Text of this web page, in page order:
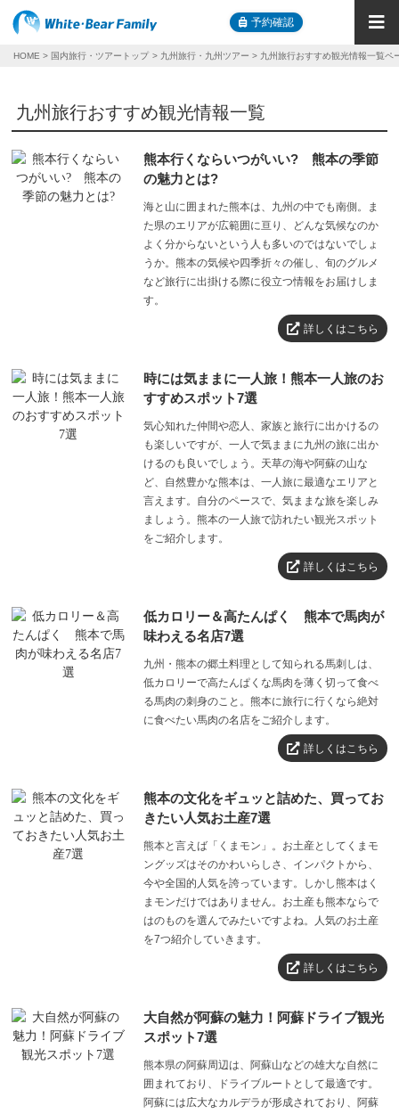
予約確認
月～金曜日 10:00～17:00
土・日・祝日 休業
HOME 国内旅行・ツアートップ 九州旅行・九州ツアー 九州旅行おすすめ観光情報一覧ペ
九州旅行おすすめ観光情報一覧
熊本行くならいつがいい? 熊本の季節
の魅力とは?
海と山に囲まれた熊本は、九州の中でも南側。ま
た県のエリアが広範囲に亘り、どんな気候なのか
よく分からないという人も多いのではないでしょ
うか。熊本の気候や四季折々の催し、旬のグルメ
など旅行に出掛ける際に役立つ情報をお届けしま
す。
詳しくはこちら
時には気ままに一人旅！熊本一人旅のお
すすめスポット7選
気心知れた仲間や恋人、家族と旅行に出かけるの
も楽しいですが、一人で気ままに九州の旅に出か
けるのも良いでしょう。天草の海や阿蘇の山な
ど、自然豊かな熊本は、一人旅に最適なエリアと
言えます。自分のペースで、気ままな旅を楽しみ
ましょう。熊本の一人旅で訪れたい観光スポット
をご紹介します。
詳しくはこちら
低カロリー＆高たんぱく 熊本で馬肉が
味わえる名店7選
九州・熊本の郷土料理として知られる馬刺しは、
低カロリーで高たんぱくな馬肉を薄く切って食べ
る馬肉の刺身のこと。熊本に旅行に行くなら絶対
に食べたい馬肉の名店をご紹介します。
詳しくはこちら
熊本の文化をギュッと詰めた、買ってお
きたい人気お土産7選
熊本と言えば「くまモン」。お土産としてくまモ
ングッズはそのかわいらしさ、インパクトから、
今や全国的人気を誇っています。しかし熊本はく
まモンだけではありません。お土産も熊本ならで
はのものを選んでみたいですよね。人気のお土産
を7つ紹介していきます。
詳しくはこちら
大自然が阿蘇の魅力！阿蘇ドライブ観光
スポット7選
熊本県の阿蘇周辺は、阿蘇山などの雄大な自然に
囲まれており、ドライブルートとして最適です。
阿蘇には広大なカルデラが形成されており、阿蘇